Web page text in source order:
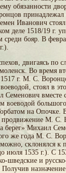
обязанности
принадлежал
Иванович
деле 1518/19 г.
бояр. В
двигаясь по
Во время
1517 г. М. С.
стоял в
Семенович вместе
воеводой
на Опочке.
продвижение М. С.
Михаил
же года М. С.
склонялся к
1535 г.). С
шведские и
Получив